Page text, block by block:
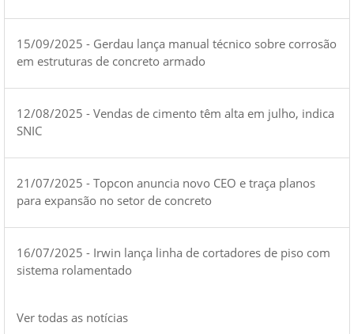
15/09/2025 - Gerdau lança manual técnico sobre corrosão
em estruturas de concreto armado
12/08/2025 - Vendas de cimento têm alta em julho, indica
SNIC
21/07/2025 - Topcon anuncia novo CEO e traça planos
para expansão no setor de concreto
16/07/2025 - Irwin lança linha de cortadores de piso com
sistema rolamentado
Ver todas as notícias